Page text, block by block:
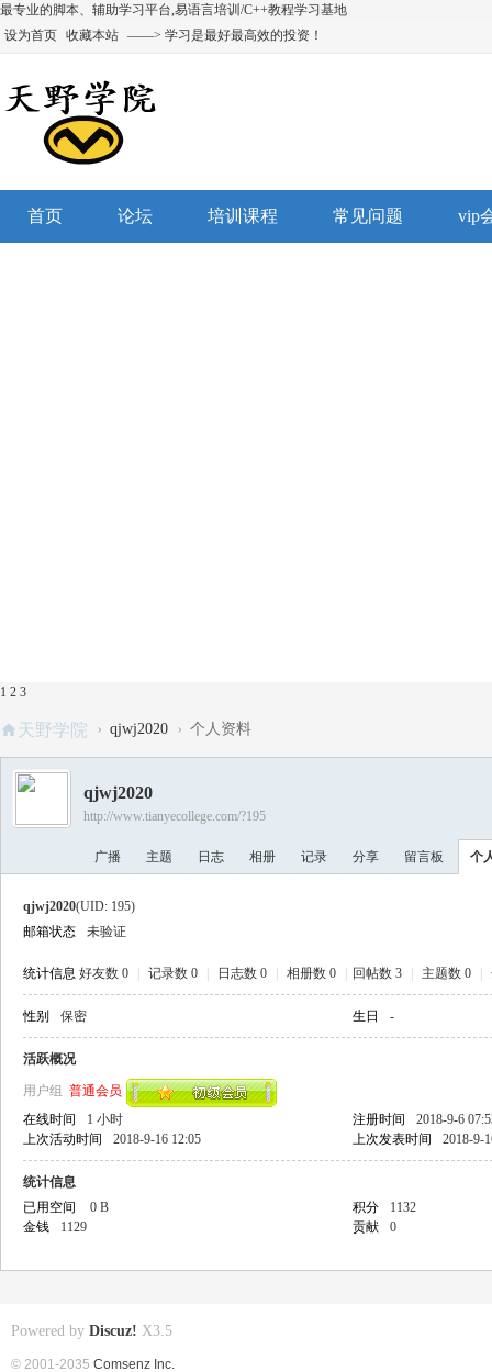
最专业的脚本、辅助学习平台,易语言培训/C++教程学习基地
设为首页 收藏本站 ——> 学习是最好最高效的投资！
首页 论坛 培训课程 常见问题 vip
1 2 3
天野学院 › qjwj2020 › 个人资料
qjwj2020
http://www.tianyecollege.com/?195
广播 主题 日志 相册 记录 分享 留言板 个
qjwj2020(UID: 195)
邮箱状态
未验证
统计信息 好友数 0 记录数 0 日志数 0 相册数 0 回帖数 3 主题数 0
性别 保密 生日 -
活跃概况
用户组 普通会员
在线时间
1 小时 注册时间
2018-9-6
上次活动时间
2018-9-16 12:05 上次发表时间 2018-9-
统计信息
已用空间
0 B 积分
1132
金钱
1129 贡献 0
Powered by Discuz! X3.5
© 2001-2035 Comsenz Inc.